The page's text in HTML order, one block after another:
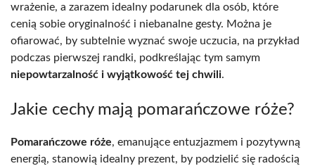
wrażenie, a zarazem idealny podarunek dla osób, które
cenią sobie oryginalność i niebanalne gesty. Można je
ofiarować, by subtelnie wyznać swoje uczucia, na przykład
podczas pierwszej randki, podkreślając tym samym
niepowtarzalność i wyjątkowość tej chwili.
Jakie cechy mają pomarańczowe róże?
Pomarańczowe róże, emanujące entuzjazmem i pozytywną
energią, stanowią idealny prezent, by podzielić się radością